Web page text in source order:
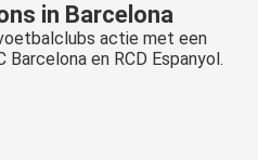
in Barcelona
actie met een
en RCD Espanyol.